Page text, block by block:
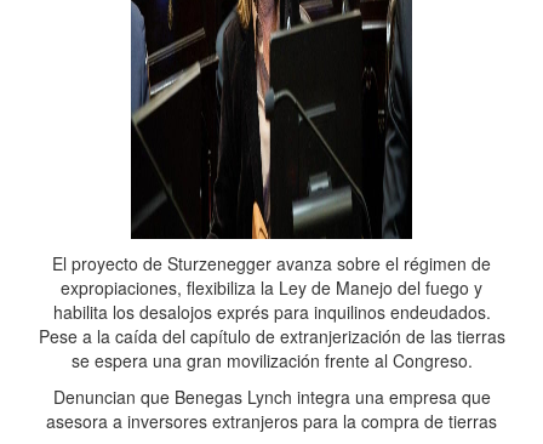
El proyecto de Sturzenegger avanza sobre el régimen de
expropiaciones, flexibiliza la Ley de Manejo del fuego y
habilita los desalojos exprés para inquilinos endeudados.
Pese a la caída del capítulo de extranjerización de las tierras
se espera una gran movilización frente al Congreso.
Denuncian que Benegas Lynch integra una empresa que
asesora a inversores extranjeros para la compra de tierras